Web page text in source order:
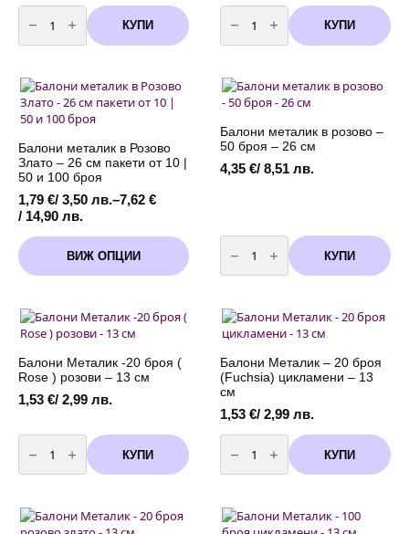
количество
за
Балони
надпис
Girl"
/
фолио/.Размер
It's
a
/
надут/
-
см.
х
57
см.
Размер
-
girl
-
90
см.
х
см.
КУПИ
количество
за
Балони
металик
-13
см
-100
КУПИ
Балони металик в Розово
Злато – 26 см пакети от 10 |
50 и 100 броя
1,79 €/ 3,50 лв.–7,62 €
/ 14,90 лв.
Price
1,79 €
/
3,50 лв.
7,62 €
ВИЖ ОПЦИИ
This
product
has
variants.
The
options
may
be
chosen
on
product
page
Балони металик в розово –
50 броя – 26 см
4,35 €/ 8,51 лв.
количество
за
Балони
металик
-
50
броя
26
см
КУПИ
Балони Металик -20 броя (
Rose ) розови – 13 см
1,53 €/ 2,99 лв.
количество
за
Балони
Металик
(
Rose
КУПИ
Балони Металик – 20 броя
(Fuchsia) цикламени – 13
см
1,53 €/ 2,99 лв.
количество
за
Балони
Металик
броя
(Fuchsia)
КУПИ